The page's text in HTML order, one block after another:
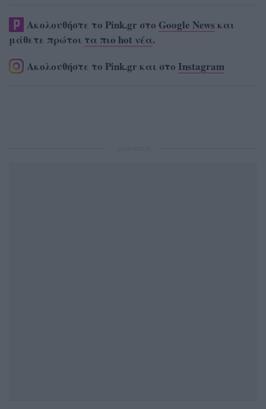
Ακολουθήστε το Pink.gr στο Google News και
μάθετε πρώτοι τα πιο hot νέα.
Ακολουθήστε το Pink.gr και στο Instagram